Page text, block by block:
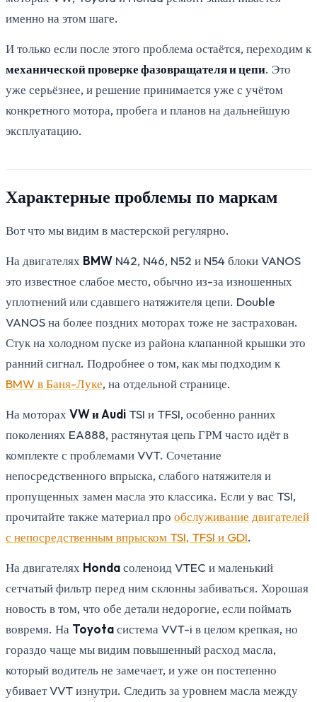
именно на этом шаге.
И только если после этого проблема остаётся, переходим к
механической проверке фазовращателя и цепи. Это
уже серьёзнее, и решение принимается уже с учётом
конкретного мотора, пробега и планов на дальнейшую
эксплуатацию.
Характерные проблемы по маркам
Вот что мы видим в мастерской регулярно.
На двигателях BMW N42, N46, N52 и N54 блоки VANOS
это известное слабое место, обычно из-за изношенных
уплотнений или сдавшего натяжителя цепи. Double
VANOS на более поздних моторах тоже не застрахован.
Стук на холодном пуске из района клапанной крышки это
ранний сигнал. Подробнее о том, как мы подходим к
BMW в Баня-Луке, на отдельной странице.
На моторах VW и Audi TSI и TFSI, особенно ранних
поколениях EA888, растянутая цепь ГРМ часто идёт в
комплекте с проблемами VVT. Сочетание
непосредственного впрыска, слабого натяжителя и
пропущенных замен масла это классика. Если у вас TSI,
прочитайте также материал про обслуживание двигателей
с непосредственным впрыском TSI, TFSI и GDI.
На двигателях Hondaсоленоид VTEC и маленький
сетчатый фильтр перед ним склонны забиваться. Хорошая
новость в том, что обе детали недорогие, если поймать
вовремя. На Toyotaсистема VVT-i в целом крепкая, но
гораздо чаще мы видим повышенный расход масла,
который водитель не замечает, и уже он постепенно
убивает VVT изнутри. Следить за уровнем масла между